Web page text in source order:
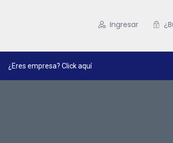
Ingresar
¿Eres empresa? Click aquí